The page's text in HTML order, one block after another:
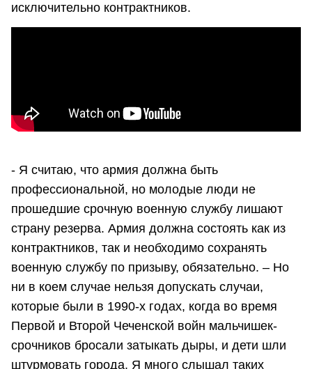
исключительно контрактников.
- Я считаю, что армия должна быть
профессиональной, но молодые люди не
прошедшие срочную военную службу лишают
страну резерва. Армия должна состоять как из
контрактников, так и необходимо сохранять
военную службу по призыву, обязательно. – Но
ни в коем случае нельзя допускать случаи,
которые были в 1990-х годах, когда во время
Первой и Второй Чеченской войн мальчишек-
срочников бросали затыкать дыры, и дети шли
штурмовать города. Я много слышал таких